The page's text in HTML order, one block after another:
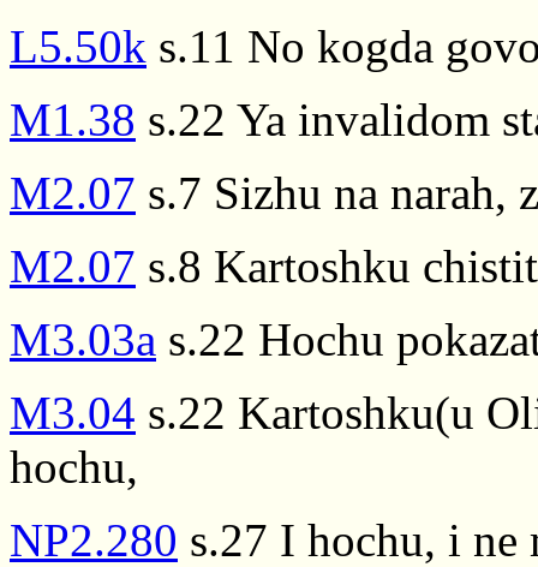
L5.50k s.11 No kogda
M1.38 s.22 Ya invalidom
M2.07 s.7 Sizhu na narah,
M2.07 s.8 Kartoshku
M3.03a s.22 Hochu
M3.04 s.22 Kartoshku(u
hochu,
NP2.280 s.27 I hochu, i ne